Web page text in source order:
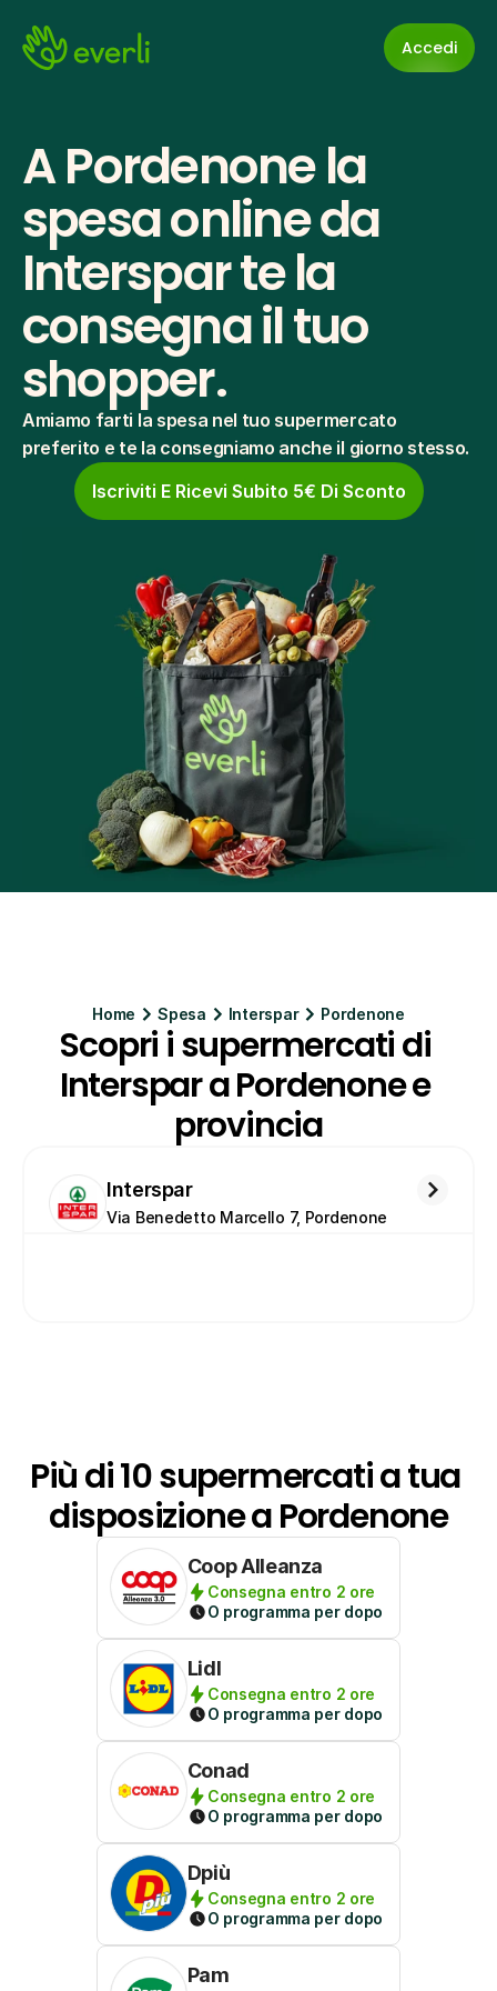
Accedi
A Pordenone la
spesa online da
Interspar te la
consegna il tuo
shopper.
Amiamo farti la spesa nel tuo supermercato
preferito e te la consegniamo anche il giorno stesso.
Iscriviti E Ricevi Subito 5€ Di Sconto
Home Spesa Interspar Pordenone
Scopri i supermercati di
Interspar a Pordenone e
provincia
Interspar
Via Benedetto Marcello 7, Pordenone
Più di 10 supermercati a tua
disposizione a Pordenone
Coop Alleanza
Consegna entro 2 ore
O programma per dopo
Lidl
Consegna entro 2 ore
O programma per dopo
Conad
Consegna entro 2 ore
O programma per dopo
Dpiù
Consegna entro 2 ore
O programma per dopo
Pam